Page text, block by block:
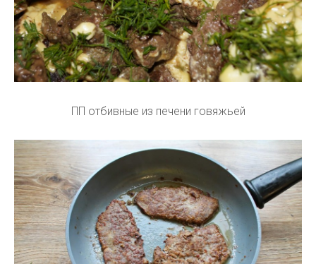
ПП отбивные из печени говяжьей